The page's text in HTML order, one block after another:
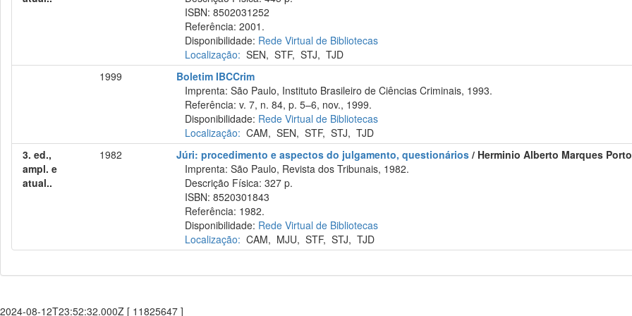
ISBN: 8502031252
Referência: 2001.
Disponibilidade: Rede Virtual de Bibliotecas
Localização: SEN,STF,STJ,TJD
1999
Boletim IBCCrim
Imprenta: São Paulo, Instituto Brasileiro de Ciências Criminais, 1993.
Referência: v. 7, n. 84, p. 5–6, nov., 1999.
Disponibilidade: Rede Virtual de Bibliotecas
Localização: CAM,SEN,STF,STJ,TJD
3. ed.,
ampl. e
atual..
1982 Júri: procedimento e aspectos do julgamento, questionários / Herminio Alberto Marques
Imprenta: São Paulo, Revista dos Tribunais, 1982.
Descrição Física: 327 p.
ISBN: 8520301843
Referência: 1982.
Disponibilidade: Rede Virtual de Bibliotecas
Localização: CAM, MJU,STF,STJ,TJD
2024-08-12T23:52:32.000Z [ 11825647 ]